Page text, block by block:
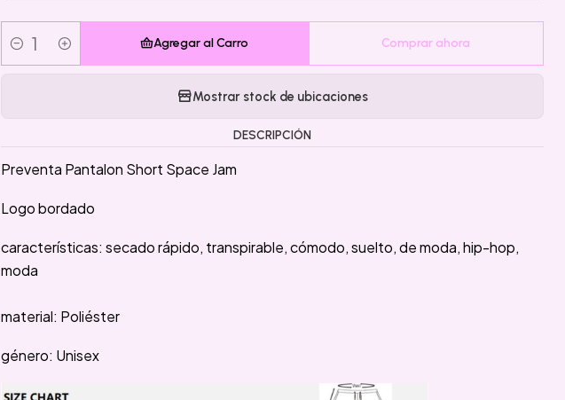
Cantidad
Agregar al Carro Comprar ahora
Mostrar stock de ubicaciones
DESCRIPCIÓN
Preventa Pantalon Short Space Jam
Logo bordado
características: secado rápido, transpirable, cómodo, suelto, de moda, hip-hop,
moda
material: Poliéster
género: Unisex